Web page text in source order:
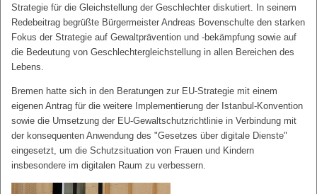
Strategie für die Gleichstellung der Geschlechter diskutiert. In seinem
Redebeitrag begrüßte Bürgermeister Andreas Bovenschulte den starken
Fokus der Strategie auf Gewaltprävention und -bekämpfung sowie auf
die Bedeutung von Geschlechtergleichstellung in allen Bereichen des
Lebens.
Bremen hatte sich in den Beratungen zur EU-Strategie mit einem
eigenen Antrag für die weitere Implementierung der Istanbul-Konvention
sowie die Umsetzung der EU-Gewaltschutzrichtlinie in Verbindung mit
der konsequenten Anwendung des "Gesetzes über digitale Dienste"
eingesetzt, um die Schutzsituation von Frauen und Kindern
insbesondere im digitalen Raum zu verbessern.